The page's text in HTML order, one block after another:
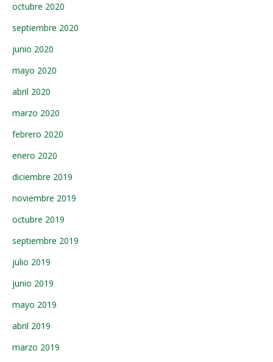
octubre 2020
septiembre 2020
junio 2020
mayo 2020
abril 2020
marzo 2020
febrero 2020
enero 2020
diciembre 2019
noviembre 2019
octubre 2019
septiembre 2019
julio 2019
junio 2019
mayo 2019
abril 2019
marzo 2019